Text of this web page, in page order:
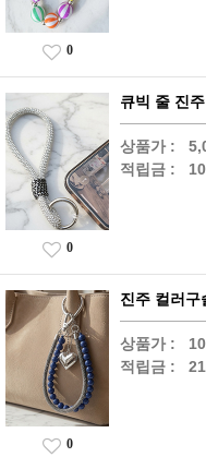
0
큐빅 줄 진
상품가 :
적립금 :
0
진주 컬러구
상품가 :
적립금 :
0